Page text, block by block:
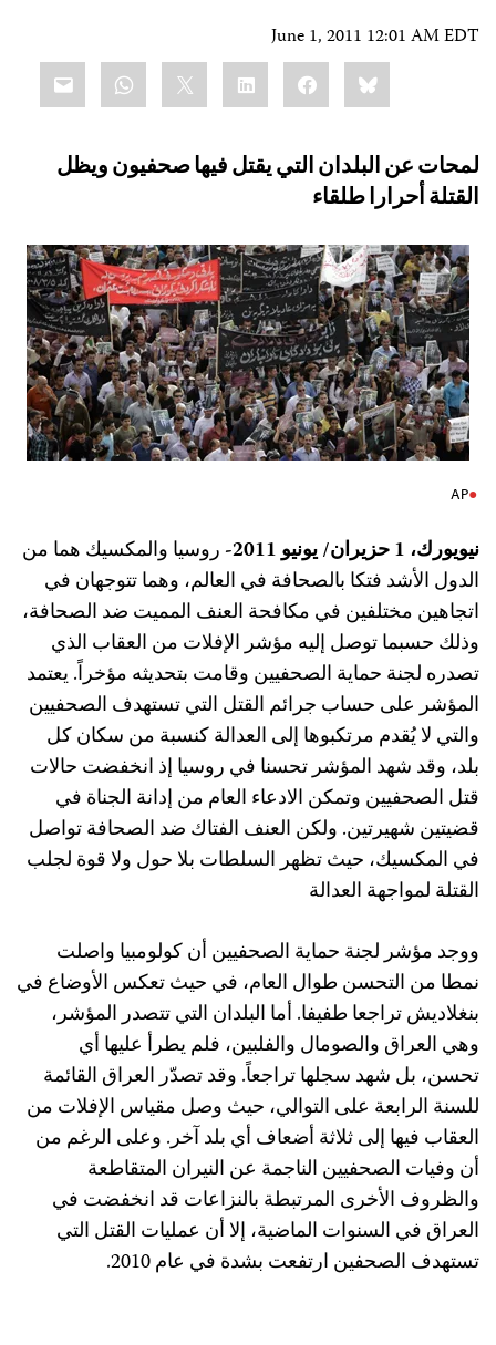
June 1, 2011 12:01 AM EDT
Bluesky
Facebook
LinkedIn
X
WhatsApp
Email
لمحات عن البلدان التي يقتل فيها صحفيون ويظل
القتلة أحرارا طلقاء
AP
نيويورك، 1 حزيران/ يونيو 2011-
روسيا والمكسيك هما من
الدول الأشد فتكا بالصحافة في العالم، وهما تتوجهان في
اتجاهين مختلفين في مكافحة العنف المميت ضد الصحافة،
وذلك حسبما توصل إليه مؤشر الإفلات من العقاب الذي
تصدره لجنة حماية الصحفيين وقامت بتحديثه مؤخراً. يعتمد
المؤشر على حساب جرائم القتل التي تستهدف الصحفيين
والتي لا يُقدم مرتكبوها إلى العدالة كنسبة من سكان كل
بلد، وقد شهد المؤشر تحسنا في روسيا إذ انخفضت حالات
قتل الصحفيين وتمكن الادعاء العام من إدانة الجناة في
قضيتين شهيرتين. ولكن العنف الفتاك ضد الصحافة تواصل
في المكسيك، حيث تظهر السلطات بلا حول ولا قوة لجلب
القتلة لمواجهة العدالة
ووجد مؤشر لجنة حماية الصحفيين أن كولومبيا واصلت
نمطا من التحسن طوال العام، في حيث تعكس الأوضاع في
بنغلاديش تراجعا طفيفا. أما البلدان التي تتصدر المؤشر،
وهي العراق والصومال والفلبين، فلم يطرأ عليها أي
تحسن، بل شهد سجلها تراجعاً. وقد تصدّر العراق القائمة
للسنة الرابعة على التوالي، حيث وصل مقياس الإفلات من
العقاب فيها إلى ثلاثة أضعاف أي بلد آخر. وعلى الرغم من
أن وفيات الصحفيين الناجمة عن النيران المتقاطعة
والظروف الأخرى المرتبطة بالنزاعات قد انخفضت في
العراق في السنوات الماضية، إلا أن عمليات القتل التي
تستهدف الصحفين ارتفعت بشدة في عام 2010.